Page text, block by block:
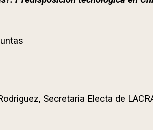
Secretaria Electa de